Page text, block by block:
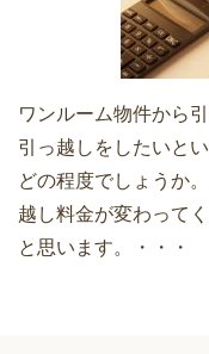
ワンルーム物件から
引っ越しをしたいと
どの程度でしょうか
越し料金が変わって
と思います。・・・